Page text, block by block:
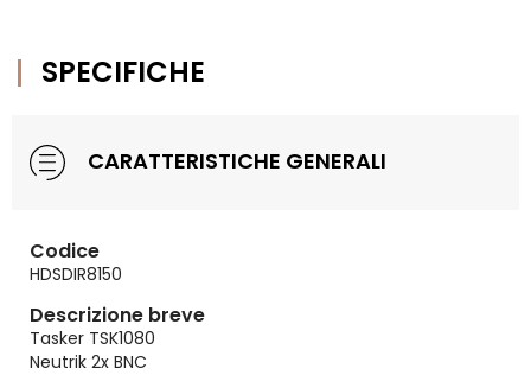
SPECIFICHE
CARATTERISTICHE GENERALI
Codice
HDSDIR8150
Descrizione breve
Tasker TSK1080
Neutrik 2x BNC